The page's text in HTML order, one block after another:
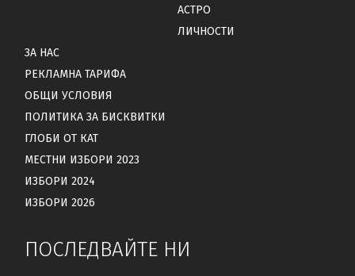
АСТРО
ЛИЧНОСТИ
ЗА НАС
РЕКЛАМНА ТАРИФА
ОБЩИ УСЛОВИЯ
ПОЛИТИКА ЗА БИСКВИТКИ
ГЛОБИ ОТ КАТ
МЕСТНИ ИЗБОРИ 2023
ИЗБОРИ 2024
ИЗБОРИ 2026
ПОСЛЕДВАЙТЕ НИ